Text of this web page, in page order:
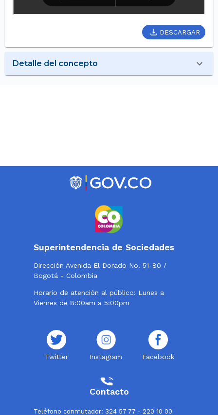
DESCARGAR
Detalle del concepto
Superintendencia de Sociedades
Dirección Avenida El Dorado No. 51-80 /
Bogotá - Colombia
Horario de atención al público: Lunes a
Viernes de 8:00am a 5:00pm
Twitter Instagram Facebook
Contacto
Teléfono conmutador: 324 57 77 - 220 10 00